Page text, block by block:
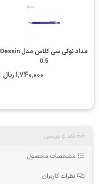
مداد نوکی سی کلاس مدل Dessin
0.5
1٬740٬000 ریال
نقد و بررسی
مشخصات محصول
نظرات کاربران